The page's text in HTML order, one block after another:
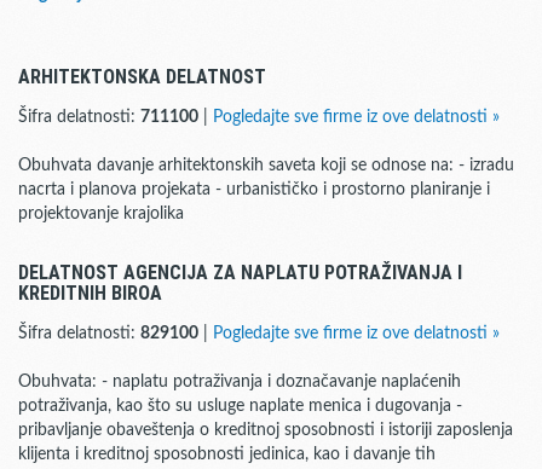
ARHITEKTONSKA DELATNOST
Šifra delatnosti: 711100 Pogledajte sve firme iz ove delatnosti »
Obuhvata davanje arhitektonskih saveta koji se odnose na: - izradu
nacrta i planova projekata - urbanističko i prostorno planiranje i
projektovanje krajolika
DELATNOST AGENCIJA ZA NAPLATU POTRAŽIVANJA I
KREDITNIH BIROA
Šifra delatnosti: 829100 Pogledajte sve firme iz ove delatnosti »
Obuhvata: - naplatu potraživanja i doznačavanje naplaćenih
potraživanja, kao što su usluge naplate menica i dugovanja -
pribavljanje obaveštenja o kreditnoj sposobnosti i istoriji zaposlenja
klijenta i kreditnoj sposobnosti jedinica, kao i davanje tih